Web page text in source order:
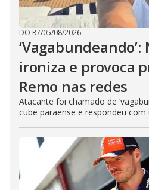
DO R7/05/08/2026
ironiza e provoca
Remo nas redes
Atacante foi chamado de
cube paraense e respondeu